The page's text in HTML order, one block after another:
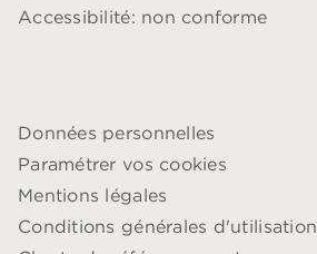
Accessibilité: non conforme
Données personnelles
Paramétrer vos cookies
Mentions légales
Conditions générales d'utilisation